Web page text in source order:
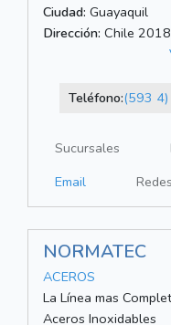
Ciudad: Guayaquil
Dirección: Chile
Teléfono:(593
Sucursales
Email
NORMATEC
ACEROS
La Línea mas
Aceros Inoxidables